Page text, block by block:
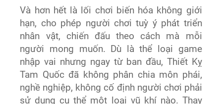
Và hơn hết là lối chơi biến hóa không giới
hạn, cho phép người chơi tuỳ ý phát triển
nhân vật, chiến đấu theo cách mà mỗi
người mong muốn. Dù là thể loại game
nhập vai nhưng ngay từ ban đầu, Thiết Kỵ
Tam Quốc đã không phân chia môn phái,
nghề nghiệp, không cố định người chơi phải
sử dụng cụ thể một loại vũ khí nào. Thay